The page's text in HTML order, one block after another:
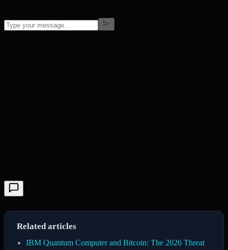
Related articles
IBM Quantum Computer and Bitcoin: The 2026 Threat